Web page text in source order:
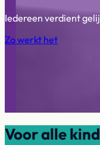
Iedereen verdient
Zo werkt het
Voor alle